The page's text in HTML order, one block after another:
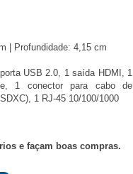
| Profundidade: 4,15 cm
USB 2.0, 1 saída HDMI, 1
1 conector para cabo de
1 RJ-45 10/100/1000
e façam boas compras.